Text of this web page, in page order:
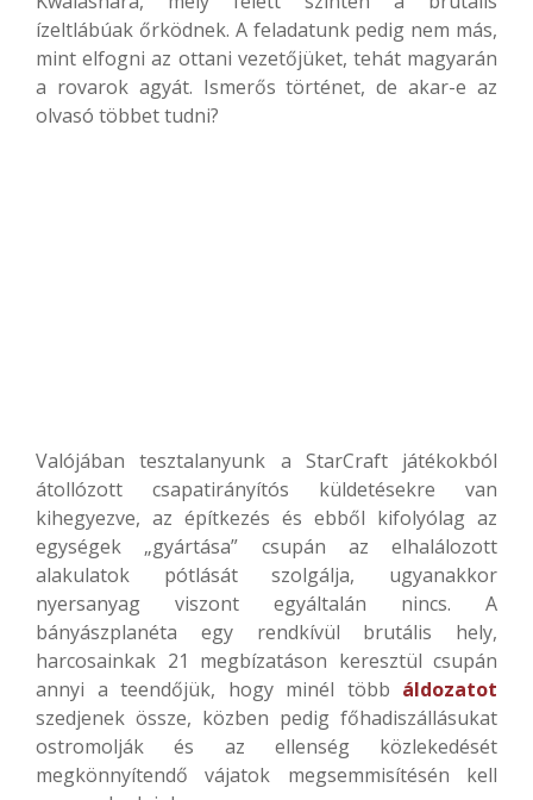
ízeltlábúak őrködnek. A feladatunk pedig nem más,
mint elfogni az ottani vezetőjüket, tehát magyarán
a rovarok agyát. Ismerős történet, de akar-e az
olvasó többet tudni?
Valójában tesztalanyunk a StarCraft játékokból
átollózott csapatirányítós küldetésekre van
kihegyezve, az építkezés és ebből kifolyólag az
egységek „gyártása” csupán az elhalálozott
alakulatok pótlását szolgálja, ugyanakkor
nyersanyag viszont egyáltalán nincs. A
bányászplanéta egy rendkívül brutális hely,
harcosainkak 21 megbízatáson keresztül csupán
annyi a teendőjük, hogy minél több áldozatot
szedjenek össze, közben pedig főhadiszállásukat
ostromolják és az ellenség közlekedését
megkönnyítendő vájatok megsemmisítésén kell